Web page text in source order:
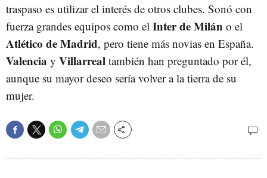
traspaso es utilizar el interés de otros clubes. Sonó con
fuerza grandes equipos como el Inter de Milán o el
Atlético de Madrid, pero tiene más novias en España.
Valencia y Villarreal también han preguntado por él,
aunque su mayor deseo sería volver a la tierra de su
mujer.